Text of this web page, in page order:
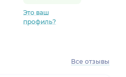
Это ваш
профиль?
Все отзывы